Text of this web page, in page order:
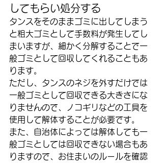
してもらい処分する
タンスをそのままゴミに出してしまう
と粗大ゴミとして手数料が発生してし
まいますが、細かく分解することで一
般ゴミとして回収してくれることもあ
ります。
ただし、タンスのネジを外すだけでは
一般ゴミとして回収できる大きさにな
りませんので、ノコギリなどの工具を
使用して解体することが必要です。
また、自治体によっては解体しても一
般ゴミとしては回収できない場合もあ
りますので、お住まいのルールを確認